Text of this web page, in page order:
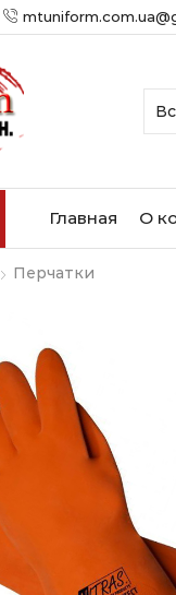
Главная О
Перчатки